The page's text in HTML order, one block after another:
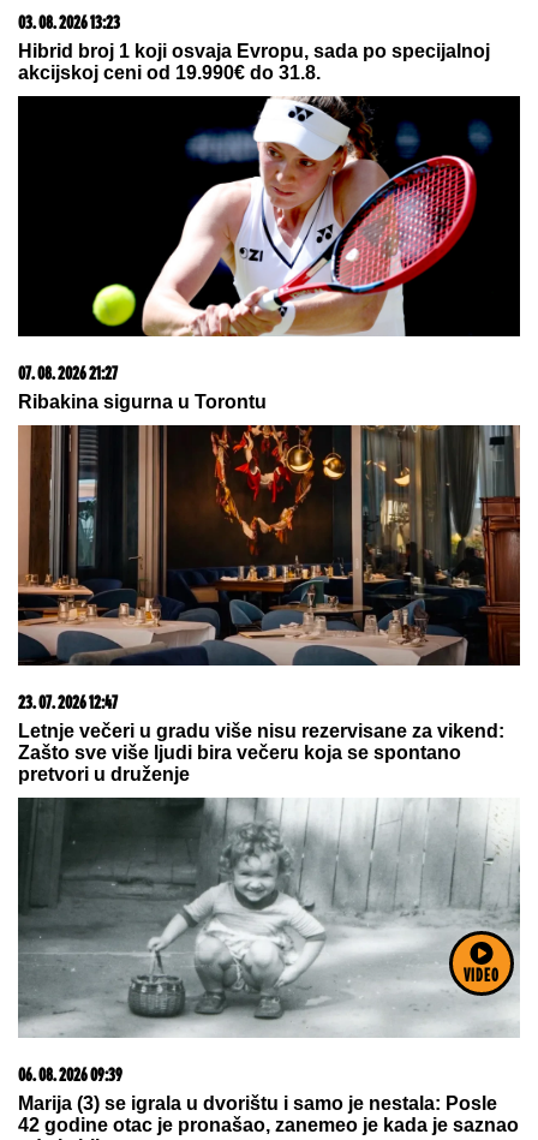
VIDEO
Komfor po meri klijenata: nova linija paketa ALTA
06. 08. 2026 07:08
Evo u kojim banjama važi vaučer od 10.000 dinara -
07. 08. 2026 15:07
Блокадери померили своје границе: За пожаре је
крива Српска православна црква
Hibrid broj 1 koji osvaja Evropu, sada po specijalnoj
akcijskoj ceni od 19.990€ do 31.8.